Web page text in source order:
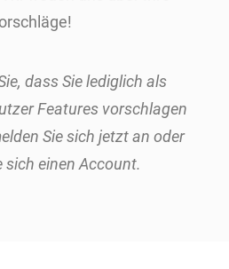
dass Sie lediglich als
Features vorschlagen
Sie sich jetzt an oder
sich einen Account.